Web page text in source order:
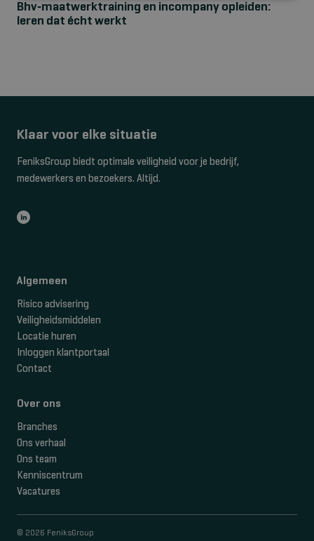
Bhv‑maatwerktraining en incompany opleiden:
leren dat écht werkt
Klaar voor elke situatie
FeniksGroup biedt optimale veiligheid voor je bedrijf,
medewerkers en bezoekers. Altijd.
Algemeen
Risico advisering
Veiligheidsmiddelen
Locatie huren
Inloggen klantportaal
Contact
Over ons
Branches
Ons verhaal
Ons team
Kenniscentrum
Vacatures
© 2026 FeniksGroup